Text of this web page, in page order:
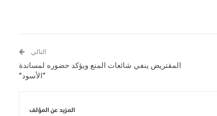
التالي
المقتريض ينفي شائعات المنع ويؤكد حضوره لمساندة
“الأسود”
المزيد عن المؤلف